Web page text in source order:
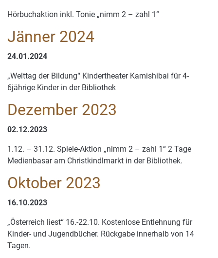
Hörbuchaktion inkl. Tonie „nimm 2 – zahl 1“
Jänner 2024
24.01.2024
„Welttag der Bildung“ Kindertheater Kamishibai für 4-
6jährige Kinder in der Bibliothek
Dezember 2023
02.12.2023
1.12. – 31.12. Spiele-Aktion „nimm 2 – zahl 1“ 2 Tage
Medienbasar am Christkindlmarkt in der Bibliothek.
Oktober 2023
16.10.2023
„Österreich liest“ 16.-22.10. Kostenlose Entlehnung für
Kinder- und Jugendbücher. Rückgabe innerhalb von 14
Tagen.